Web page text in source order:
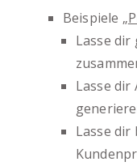
Beispiele „
Lasse dir
Lasse
Lasse dir